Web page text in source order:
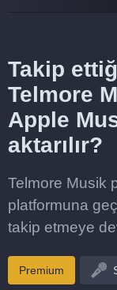
Takip
Telmore
Apple
aktarılır?
Telmore Musik
platformuna
takip etmeye
Premium